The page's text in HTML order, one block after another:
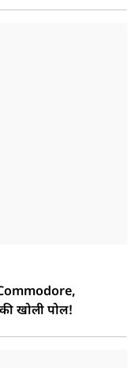
खोली पोल!